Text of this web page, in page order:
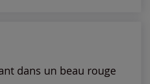
dans un beau rouge